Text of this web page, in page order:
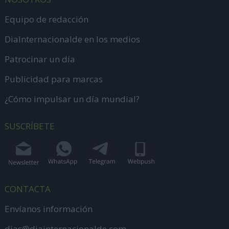
Equipo de redacción
DiaInternacionalde en los medios
Patrocinar un día
Publicidad para marcas
¿Cómo impulsar un día mundial?
SUSCRÍBETE
CONTACTA
Envíanos información